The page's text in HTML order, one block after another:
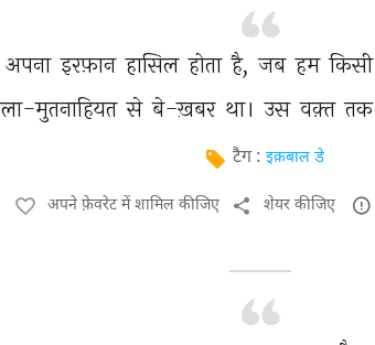
अपना इरफ़ान हासिल होता है, जब हम किसी
ला-मुतनाहियत से बे-ख़बर था। उस वक़्त तक
टैग : इक़बाल डे
अपने फ़ेवरेट में शामिल कीजिए शेयर कीजिए